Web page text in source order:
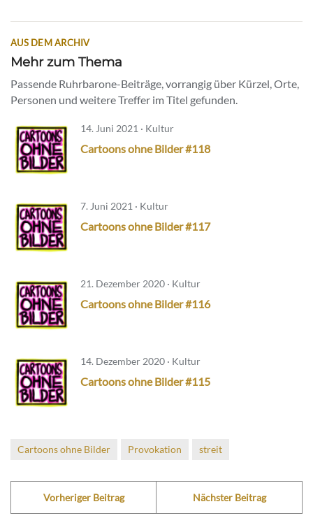
AUS DEM ARCHIV
Mehr zum Thema
Passende Ruhrbarone-Beiträge, vorrangig über Kürzel, Orte,
Personen und weitere Treffer im Titel gefunden.
14. Juni 2021 · Kultur
Cartoons ohne Bilder #118
7. Juni 2021 · Kultur
Cartoons ohne Bilder #117
21. Dezember 2020 · Kultur
Cartoons ohne Bilder #116
14. Dezember 2020 · Kultur
Cartoons ohne Bilder #115
Cartoons ohne Bilder Provokation streit
Vorheriger Beitrag Nächster Beitrag